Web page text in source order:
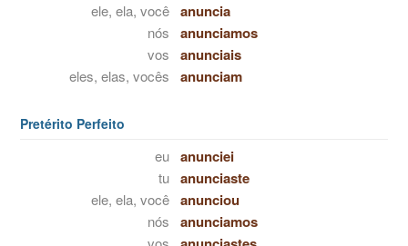
ele, ela, você anuncia
nós anunciamos
vos anunciais
eles, elas, vocês anunciam
Pretérito Perfeito
eu anunciei
tu anunciaste
ele, ela, você anunciou
nós anunciamos